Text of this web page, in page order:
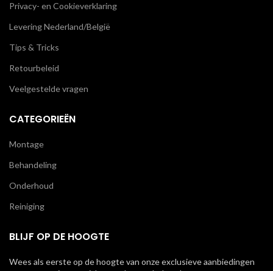
Privacy- en Cookieverklaring
Levering Nederland/België
Tips & Tricks
Retourbeleid
Veelgestelde vragen
CATEGORIEËN
Montage
Behandeling
Onderhoud
Reiniging
BLIJF OP DE HOOGTE
Wees als eerste op de hoogte van onze exclusieve aanbiedingen